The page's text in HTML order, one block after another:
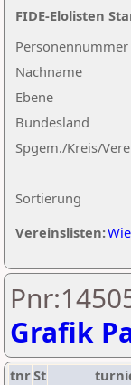
Nachname
Ebene
Sortierung
Personennummer
Bundesland
Spgem./Kreis/
Vereinslisten:
FIDE-Elolisten
Grafik
tnrSt